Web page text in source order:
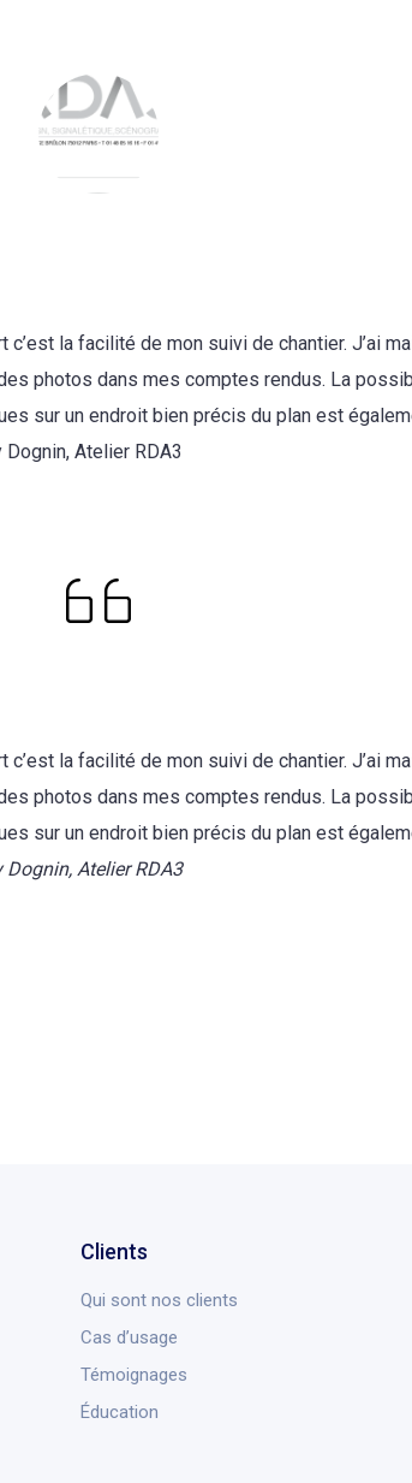
c’est la facilité de mon suivi de chantier. J’ai
photos dans mes comptes rendus. La
sur un endroit bien précis du plan est
Dognin, Atelier RDA3
c’est la facilité de mon suivi de chantier. J’ai
photos dans mes comptes rendus. La
sur un endroit bien précis du plan est
Dognin, Atelier RDA3
Clients
Qui sont nos clients
Cas d’usage
Témoignages
Éducation